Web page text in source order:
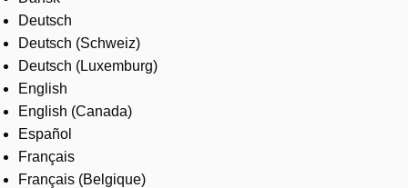
About us
Where to buy
Contact us
Careers
Deutsch
Deutsch (Schweiz)
Deutsch (Luxemburg)
English
English (Canada)
Español
Français
Français (Belgique)